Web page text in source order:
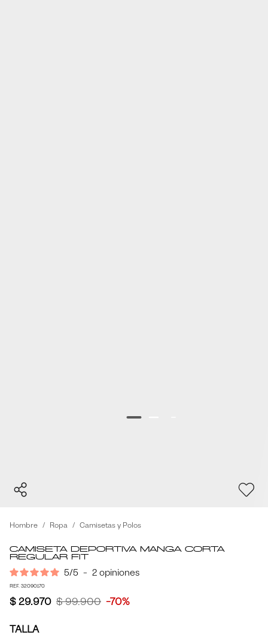
Hombre Ropa Camisetas y Polos
Camiseta Deportiva Manga Corta
Regular Fit
5/5 - 2opiniones
REF. 32090170
$ 29.970 $ 99.900 -70%
TALLA